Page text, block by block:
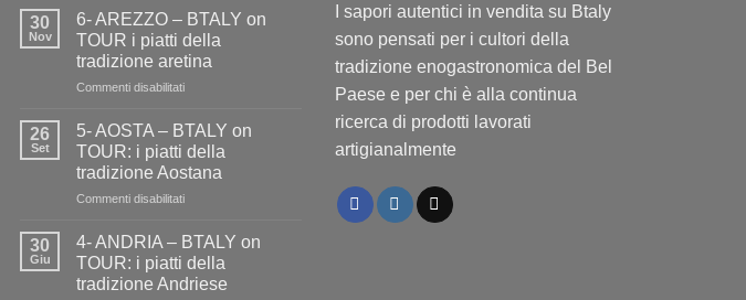
30
Nov
6- AREZZO – BTALY on
TOUR i piatti della
tradizione aretina
Commenti disabilitatisu
AREZZO
BTALY
on
TOUR
piatti
della
tradizione
aretina
26
Set
5- AOSTA – BTALY on
TOUR: i piatti della
tradizione Aostana
Commenti disabilitatisu
AOSTA
BTALY
on
30
Giu
4- ANDRIA – BTALY on
TOUR: i piatti della
tradizione Andriese
I sapori autentici in vendita su Btaly
sono pensati per i cultori della
tradizione enogastronomica del Bel
Paese e per chi è alla continua
ricerca di prodotti lavorati
artigianalmente